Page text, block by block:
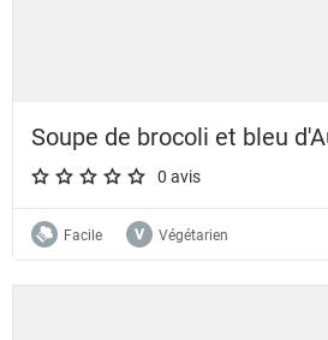
Soupe de brocoli et bleu
A star rating of 0 out of 5.
0 avis
Facile Végétarien